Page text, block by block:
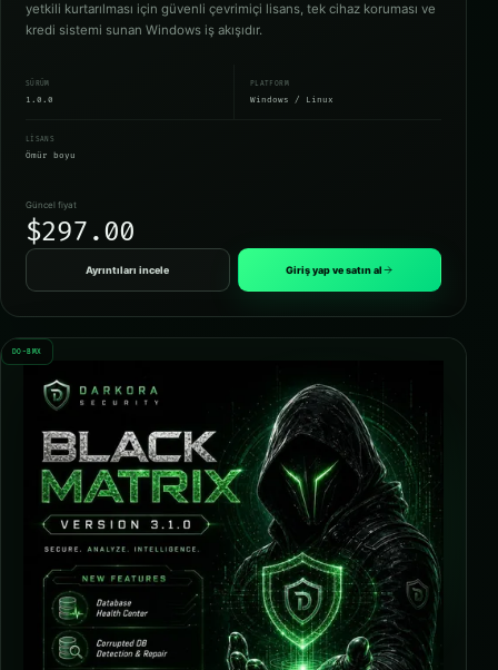
yetkili kurtarılması için güvenli çevrimiçi lisans, tek cihaz koruması ve
kredi sistemi sunan Windows iş akışıdır.
SÜRÜM
1.0.0
PLATFORM
Windows / Linux
LISANS
Ömür boyu
Güncel fiyat
$297.00
Ayrıntıları incele Giriş yap ve satın al
DO-BMX